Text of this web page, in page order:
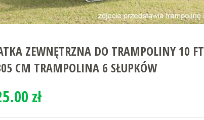
ZEWNĘTRZNA DO TRAMPOLINY 10 FT
CM TRAMPOLINA 6 SŁUPKÓW
zł